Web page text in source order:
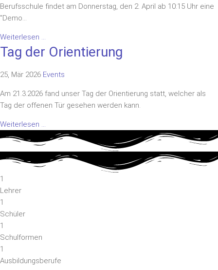
Berufsschule findet am Donnerstag, den 2. April ab 10:15 Uhr eine
"Demo...
Weiterlesen ...
Tag der Orientierung
25, Mär 2026 Events
Am 21.3.2026 fand unser Tag der Orientierung statt, welcher als
Tag der offenen Tür gesehen werden kann.
Weiterlesen ...
1
Lehrer
1
Schüler
1
Schulformen
1
Ausbildungsberufe